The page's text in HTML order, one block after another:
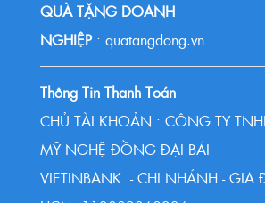
QUÀ TẶNG DOANH
NGHIỆP : quatangdong.vn
Thông Tin Thanh Toán
CHỦ TÀI KHOẢN : CÔNG TY
MỸ NGHỆ ĐỒNG ĐẠI BÁI
VIETINBANK - CHI NHÁNH - GIA